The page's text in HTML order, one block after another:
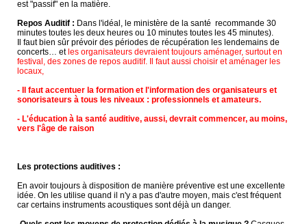
est "passif" en la matière.
Repos Auditif : Dans l'idéal, le ministère de la santé recommande 30
minutes toutes les deux heures ou 10 minutes toutes les 45 minutes).
Il faut bien sûr prévoir des périodes de récupération les lendemains de
concerts… etles organisateurs devraient toujours aménager, surtout en
festival, des zones de repos auditif. Il faut aussi choisir et aménager les
locaux,
- Il faut accentuer la formation et l'information des organisateurs et
sonorisateurs à tous les niveaux : professionnels et amateurs.
- L'éducation à la santé auditive, aussi, devrait commencer, au moins,
vers l'âge de raison
Les protections auditives :
En avoir toujours à disposition de manière préventive est une excellente
idée. On les utilise quand il n'y a pas d'autre moyen, mais c'est fréquent
car certains instruments acoustiques sont déjà un danger.